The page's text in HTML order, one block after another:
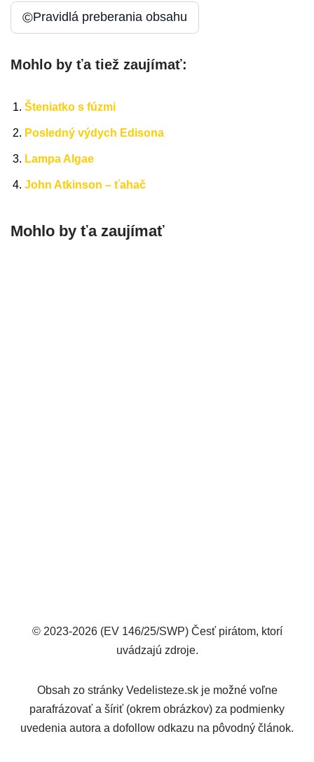
©Pravidlá preberania obsahu
Mohlo by ťa tiež zaujímať:
Šteniatko s fúzmi
Posledný výdych Edisona
Lampa Algae
John Atkinson – ťahač
Mohlo by ťa zaujímať
© 2023-2026 (EV 146/25/SWP) Česť pirátom, ktorí
uvádzajú zdroje.
Obsah zo stránky Vedelisteze.sk je možné voľne
parafrázovať a šíriť (okrem obrázkov) za podmienky
uvedenia autora a dofollow odkazu na pôvodný článok.